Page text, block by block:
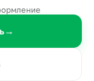
→